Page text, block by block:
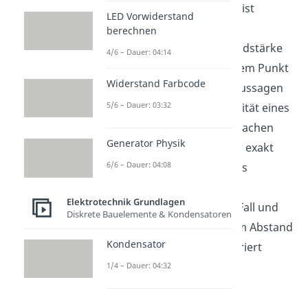
ist
definiert als räumliches
Linienintegral
über die Feldstärke
von einem Punkt A zu dem Punkt
B. Sie benötigen wir, um Aussagen
über die spezifische Kapazität eines
Plattenkondensators zu machen
und die genaue Formel für exakt
diese Art des Kondensators
angewendet auf unseren Fall und
bis zu dem Abstand
der beiden Platten integriert
ergibt:
LED Vorwiderstand
berechnen
4/6 – Dauer: 04:14
Widerstand Farbcode
5/6 – Dauer: 03:32
Generator Physik
6/6 – Dauer: 04:08
Elektrotechnik Grundlagen
Diskrete Bauelemente & Kondensatoren
Kondensator
1/4 – Dauer: 04:32